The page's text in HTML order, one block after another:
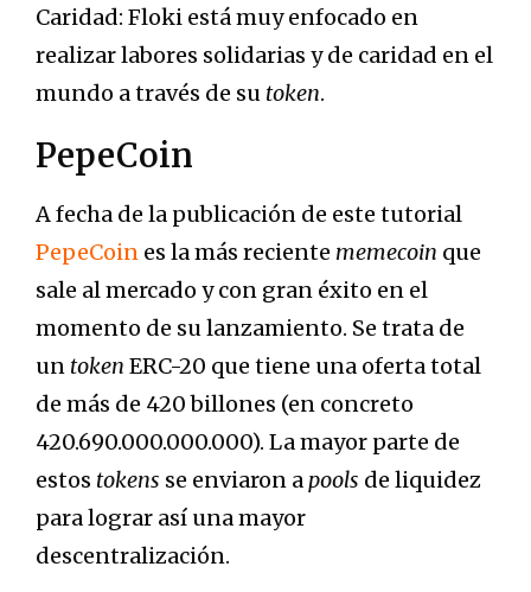
Caridad: Floki está muy enfocado en
realizar labores solidarias y de caridad en el
mundo a través de su token.
PepeCoin
A fecha de la publicación de este tutorial
PepeCoin es la más reciente memecoin que
sale al mercado y con gran éxito en el
momento de su lanzamiento. Se trata de
un token ERC-20 que tiene una oferta total
de más de 420 billones (en concreto
420.690.000.000.000). La mayor parte de
estos tokens se enviaron apools de liquidez
para lograr así una mayor
descentralización.